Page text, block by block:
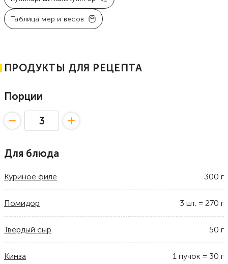
Таблица мер и весов
ПРОДУКТЫ ДЛЯ РЕЦЕПТА
Порции
Для блюда
Куриное филе 300 г
Помидор 3 шт. = 270 г
Твердый сыр 50 г
Кинза 1 пучок = 30 г